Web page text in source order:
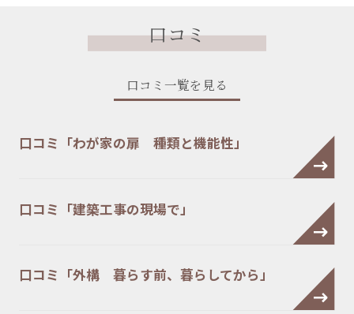
口コミ
口コミ一覧を見る
口コミ「わが家の扉 種類と機能性」
口コミ「建築工事の現場で」
口コミ「外構 暮らす前、暮らしてから」